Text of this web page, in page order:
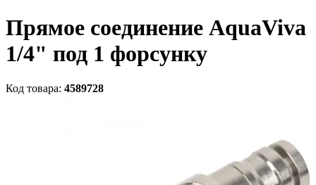
Прямое соединение AquaViva
1/4" под 1 форсунку
Код товара: 4589728